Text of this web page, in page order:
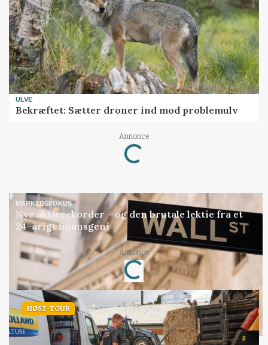
ULVE
Bekræftet: Sætter droner ind mod problemulv
Annonce
Loading...
MARKEDSFOKUS
Nye aktierekorder – og den brutale lektie fra et
24-årigt finansgeni
Annonce
Loading...
HØST-TOUR